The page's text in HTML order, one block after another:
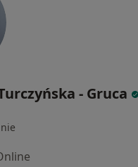
- Gruca